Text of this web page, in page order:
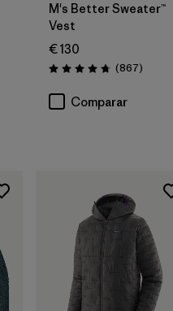
M's Better Sweater™
Vest
€ 130
Puntuación: 4.8 / 5
(867Reseñas
)
Comparar